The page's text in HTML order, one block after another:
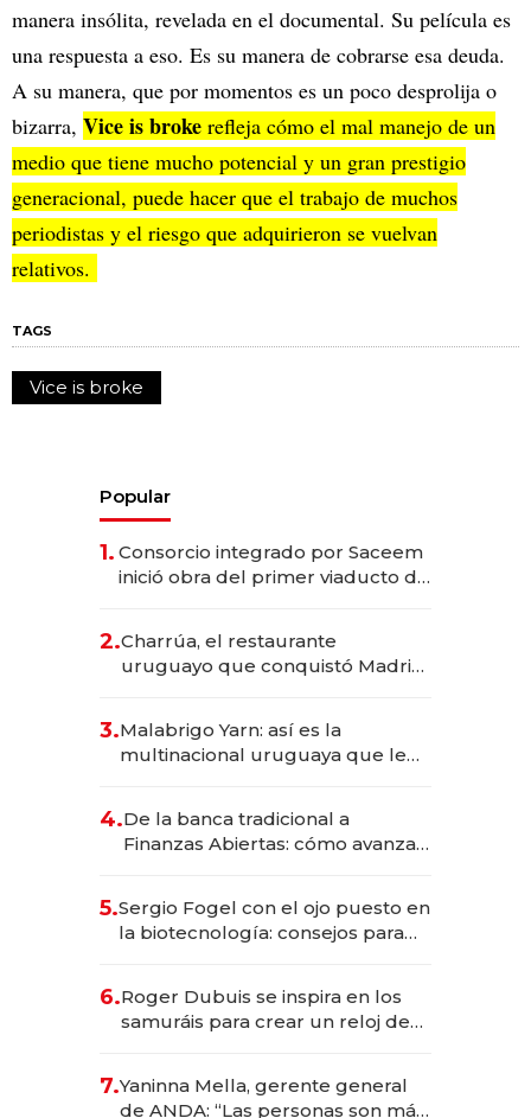
manera insólita, revelada en el documental. Su película es
una respuesta a eso. Es su manera de cobrarse esa deuda.
A su manera, que por momentos es un poco desprolija o
bizarra, Vice is broke refleja cómo el mal manejo de un
medio que tiene mucho potencial y un gran prestigio
generacional, puede hacer que el trabajo de muchos
periodistas y el riesgo que adquirieron se vuelvan
relativos.
TAGS
Vice is broke
Popular
1. Consorcio integrado por Saceem
inició obra del primer viaducto de
millones
2.Charrúa, el restaurante
uruguayo que conquistó Madrid:
anticipación y prepara apertura
3.Malabrigo Yarn: así es la
multinacional uruguaya que le
4.De la banca tradicional a
Finanzas Abiertas: cómo avanza
5.Sergio Fogel con el ojo puesto en
la biotecnología: consejos para
6.Roger Dubuis se inspira en los
samuráis para crear un reloj de
7.Yaninna Mella, gerente general
de ANDA: “Las personas son más